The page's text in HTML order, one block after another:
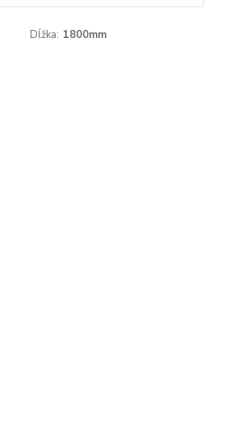
Dĺžka: 1800mm